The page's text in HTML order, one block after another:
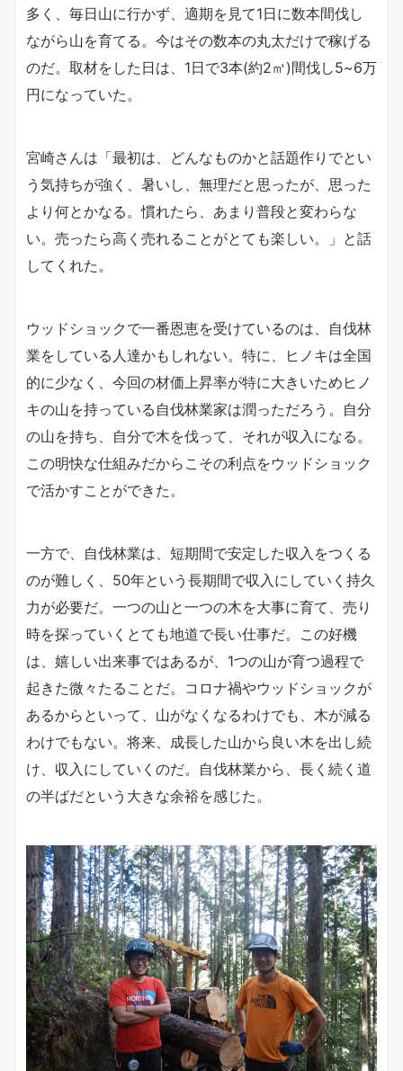
多く、毎日山に行かず、適期を見て1日に数本間伐し
ながら山を育てる。今はその数本の丸太だけで稼げる
のだ。取材をした日は、1日で3本(約2㎥)間伐し5~6万
円になっていた。
宮崎さんは「最初は、どんなものかと話題作りでとい
う気持ちが強く、暑いし、無理だと思ったが、思った
より何とかなる。慣れたら、あまり普段と変わらな
い。売ったら高く売れることがとても楽しい。」と話
してくれた。
ウッドショックで一番恩恵を受けているのは、自伐林
業をしている人達かもしれない。特に、ヒノキは全国
的に少なく、今回の材価上昇率が特に大きいためヒノ
キの山を持っている自伐林業家は潤っただろう。自分
の山を持ち、自分で木を伐って、それが収入になる。
この明快な仕組みだからこその利点をウッドショック
で活かすことができた。
一方で、自伐林業は、短期間で安定した収入をつくる
のが難しく、50年という長期間で収入にしていく持久
力が必要だ。一つの山と一つの木を大事に育て、売り
時を探っていくとても地道で長い仕事だ。この好機
は、嬉しい出来事ではあるが、1つの山が育つ過程で
起きた微々たることだ。コロナ禍やウッドショックが
あるからといって、山がなくなるわけでも、木が減る
わけでもない。将来、成長した山から良い木を出し続
け、収入にしていくのだ。自伐林業から、長く続く道
の半ばだという大きな余裕を感じた。